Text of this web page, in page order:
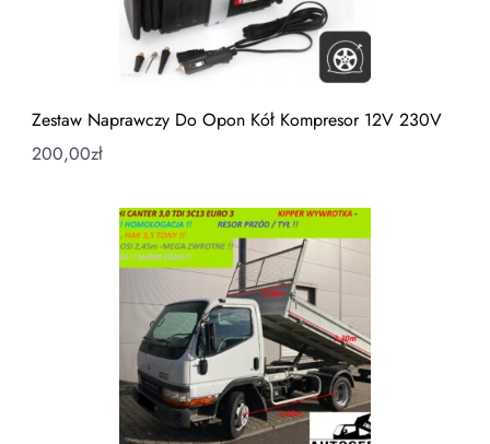
Zestaw Naprawczy Do Opon Kół Kompresor 12V 230V
200,00zł